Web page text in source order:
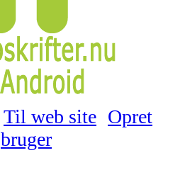
Til web site Opret
bruger